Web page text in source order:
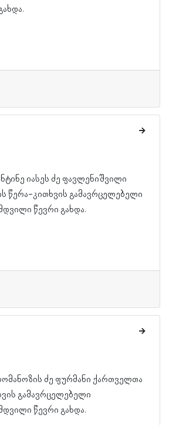
იასეს ძე ფავლენიშვილი
წერა-კითხვის გამავრცელებელი
წევრი გახდა.
ძე ფურმანი ქართველთა
გამავრცელებელი
წევრი გახდა.